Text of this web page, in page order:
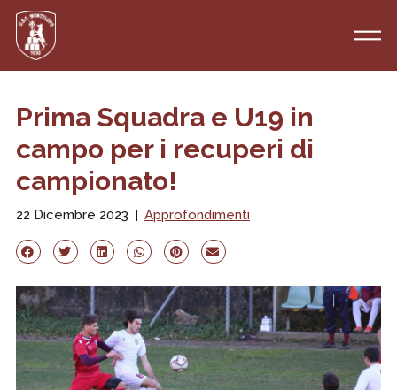
Prima Squadra e U19 in
campo per i recuperi di
campionato!
22 Dicembre 2023 Approfondimenti